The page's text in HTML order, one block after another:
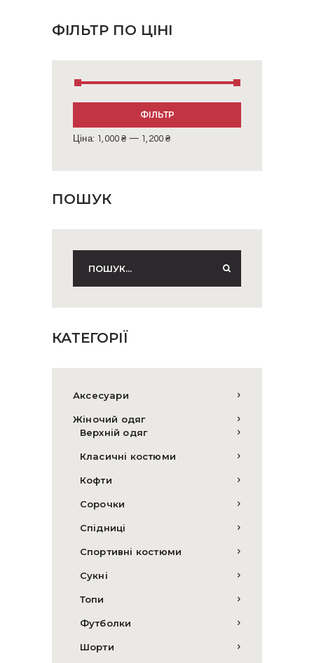
ФІЛЬТР ПО ЦІНІ
ціна
ціна
ФІЛЬТР
Ціна: 1,000 ₴— 1,200 ₴
ПОШУК
КАТЕГОРІЇ
Аксесуари
Жіночий одяг
Верхній одяг
Класичні костюми
Кофти
Сорочки
Спідниці
Спортивні костюми
Сукні
Топи
Футболки
Шорти